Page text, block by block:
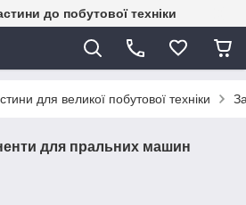
до побутової техніки
для великої побутової техніки
для пральних машин